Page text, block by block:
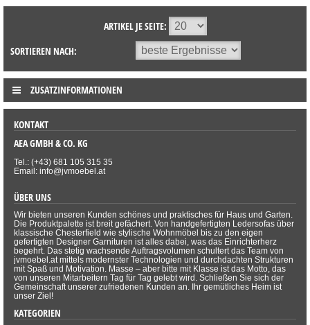
ARTIKEL JE SEITE:
SORTIEREN NACH:
ZUSATZINFORMATIONEN
KONTAKT
AEA GMBH & CO. KG
Tel.: (+43) 681 105 315 35
Email: info@jvmoebel.at
ÜBER UNS
Wir bieten unseren Kunden schönes und praktisches für Haus und Garten.
Die Produktpalette ist breit gefächert. Von handgefertigten Ledersofas über
klassische Chesterfield wie stylische Wohnmöbel bis zu den eigen
gefertigten Designer Garnituren ist alles dabei, was das Einrichterherz
begehrt. Das stetig wachsende Auftragsvolumen schultert das Team von
jvmoebel.at mittels modernster Technologien und durchdachten Strukturen
mit Spaß und Motivation. Masse – aber bitte mit Klasse ist das Motto, das
von unseren Mitarbeitern Tag für Tag gelebt wird. Schließen Sie sich der
Gemeinschaft unserer zufriedenen Kunden an. Ihr gemütliches Heim ist
unser Ziel!
KATEGORIEN